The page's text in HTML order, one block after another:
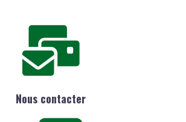
Nous contacter